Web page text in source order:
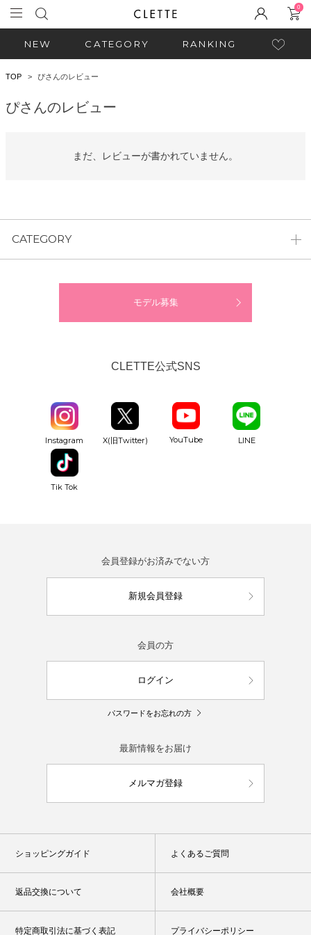
0
NEW CATEGORY RANKING
TOP ぴさんのレビュー
ぴさんのレビュー
まだ、レビューが書かれていません。
CATEGORY
モデル募集
CLETTE公式SNS
Instagram X(旧Twitter) YouTube LINE
Tik Tok
会員登録がお済みでない方
新規会員登録
会員の方
ログイン
パスワードをお忘れの方
最新情報をお届け
メルマガ登録
ショッピングガイド よくあるご質問
返品交換について 会社概要
特定商取引法に基づく表記 プライバシーポリシー